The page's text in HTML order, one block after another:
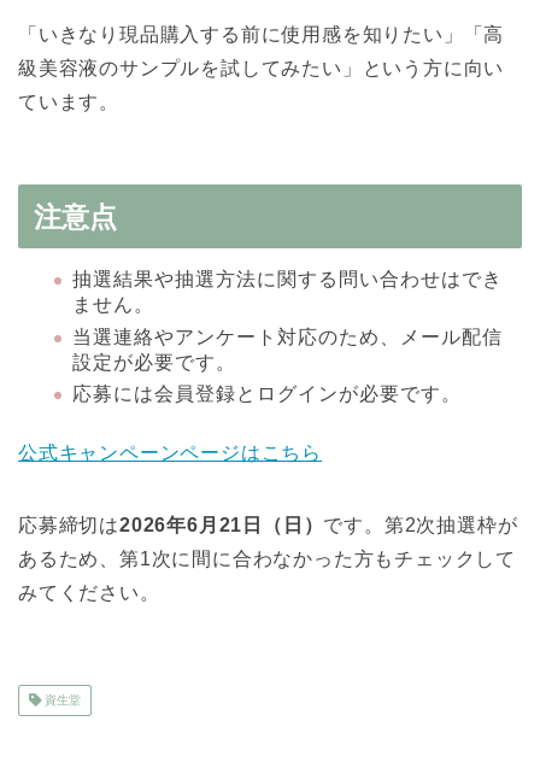
「いきなり現品購入する前に使用感を知りたい」「高
級美容液のサンプルを試してみたい」という方に向い
ています。
注意点
抽選結果や抽選方法に関する問い合わせはでき
ません。
当選連絡やアンケート対応のため、メール配信
設定が必要です。
応募には会員登録とログインが必要です。
公式キャンペーンページはこちら
応募締切は2026年6月21日（日） です。第2次抽選枠が
あるため、第1次に間に合わなかった方もチェックして
みてください。
資生堂